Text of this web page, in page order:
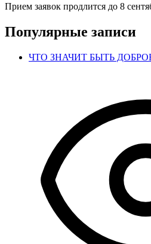
Прием заявок продлится до 8
Популярные записи
ЧТО ЗНАЧИТ БЫТЬ